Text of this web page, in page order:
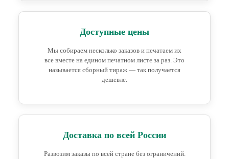
Доступные цены
Мы собираем несколько заказов и печатаем их
все вместе на едином печатном листе за раз. Это
называется сборный тираж — так получается
дешевле.
Доставка по всей России
Развозим заказы по всей стране без ограничений.